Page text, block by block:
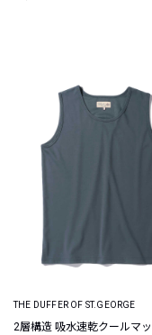
THE DUFFER OF ST.GEORGE
2層構造 吸水速乾クールマ